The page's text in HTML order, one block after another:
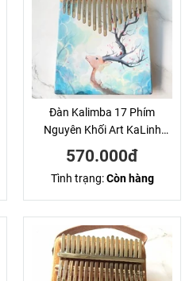
Đàn Kalimba 17 Phím
Nguyên Khối Art KaLinh
Hươu
570.000đ
Tình trạng:Còn hàng